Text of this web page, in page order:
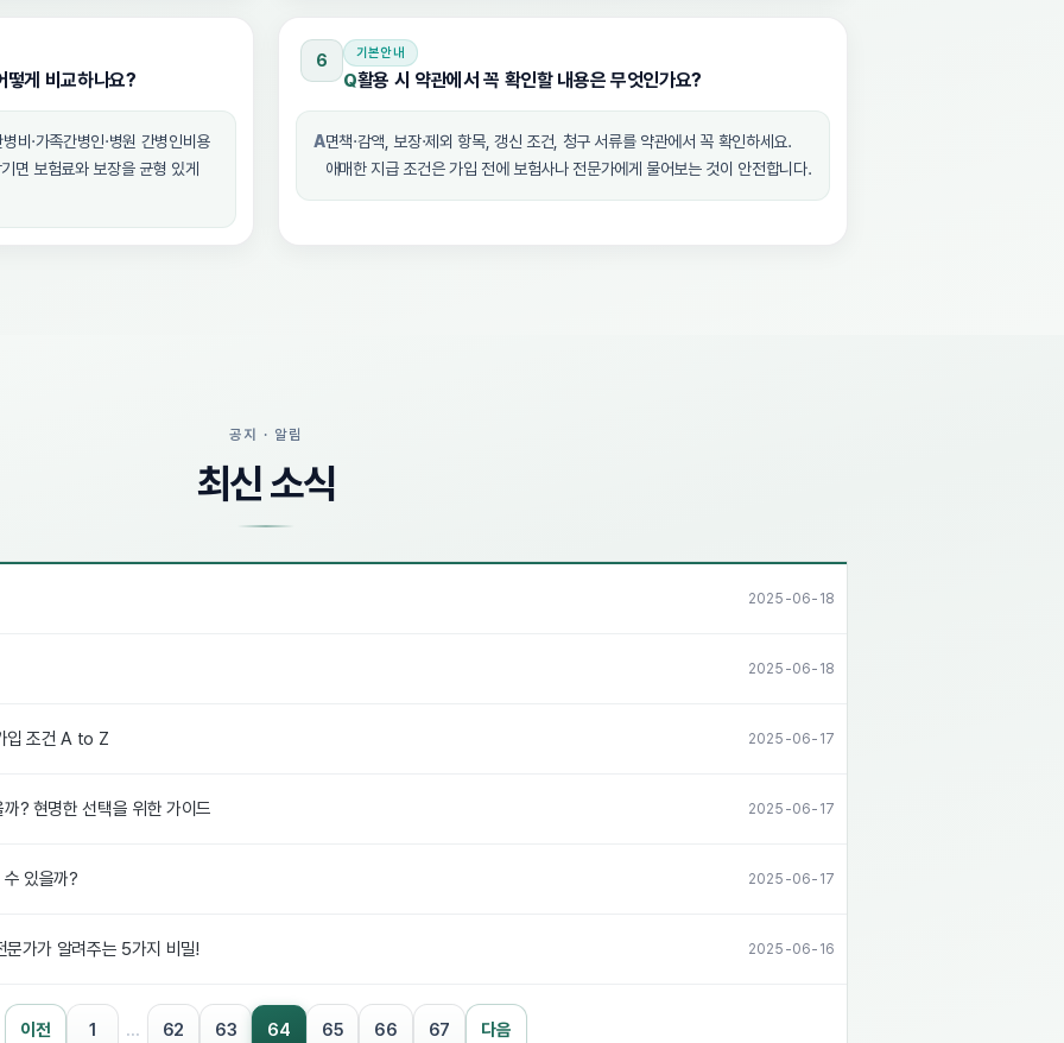
떻게 비교하나요?
비·가족간병인·병원 간병인비용
면 보험료와 보장을 균형 있게
6 기본안내
Q활용 시 약관에서 꼭 확인할 내용은 무엇인가요?
A면책·감액, 보장·제외 항목, 갱신 조건, 청구 서류를 약관에서 꼭 확인하세요.
애매한 지급 조건은 가입 전에 보험사나 전문가에게 물어보는 것이 안전합니다.
공지 · 알림
최신 소식
2025-06-18
2025-06-18
2025-06-17
입 조건 A to Z
2025-06-17
? 현명한 선택을 위한 가이드
2025-06-17
있을까?
2025-06-16
가가 알려주는 5가지 비밀!
이전 1 … 62 63 64 65 66 67 다음